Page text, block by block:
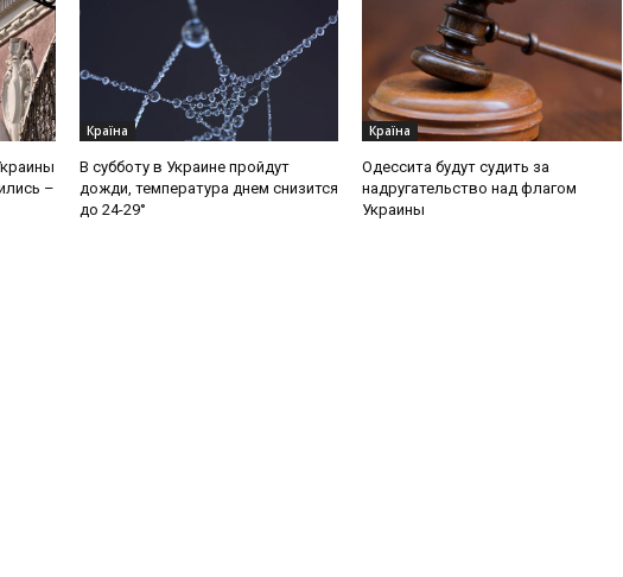
–
Країна
В субботу в Украине пройдут
дожди, температура днем снизится
до 24-29°
Країна
Одессита будут судить за
надругательство над флагом
Украины